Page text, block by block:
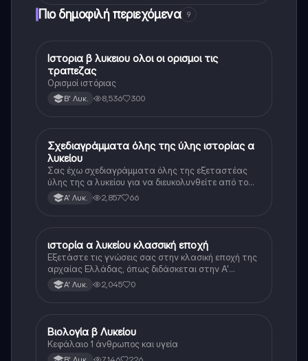
Πιο δημοφιλή περιεχόμενα 9
Ιστορία
Ιστορια β λυκειου ολοι οι ορισμοι τις
τραπεζας
Ορισμοί ιστόριας
Β' Λυκ. 8,536 300
Ιστορία
Σχεδιαγράμματα όλης της ύλης ιστορίας α
λυκείου
Σας έχω σχεδιαγράμματα όλης της εξεταστέας
ύλης της α λυκείου για να διευκολυνθείτε από το
τεράστιο βάρος του βιβλίου
Α' Λυκ. 2,857 66
Ιστορία
ιστορία α λυκείου κλασσική εποχή
Εξετάστε τις γνώσεις σας στην κλασική εποχή της
αρχαίας Ελλάδας, όπως διδάσκεται στην Α'
Λυκείου.Α' Λυκ. 2,045 0
Βιολογία
Βιολογία β Λυκείου
Κεφάλαιο 1 άνθρωπος και υγεία